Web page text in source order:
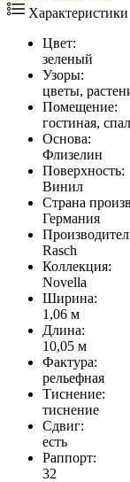
Характеристики
Цвет:
зеленый
Узоры:
цветы,
Помещение:
гостиная,
Основа:
Флизелин
Поверхность:
Винил
Страна
Германия
Rasch
Коллекция:
Novella
Ширина:
1,06 м
Длина:
10,05 м
Фактура:
рельефная
Тиcнение:
тиснение
Сдвиг:
есть
Раппорт:
32